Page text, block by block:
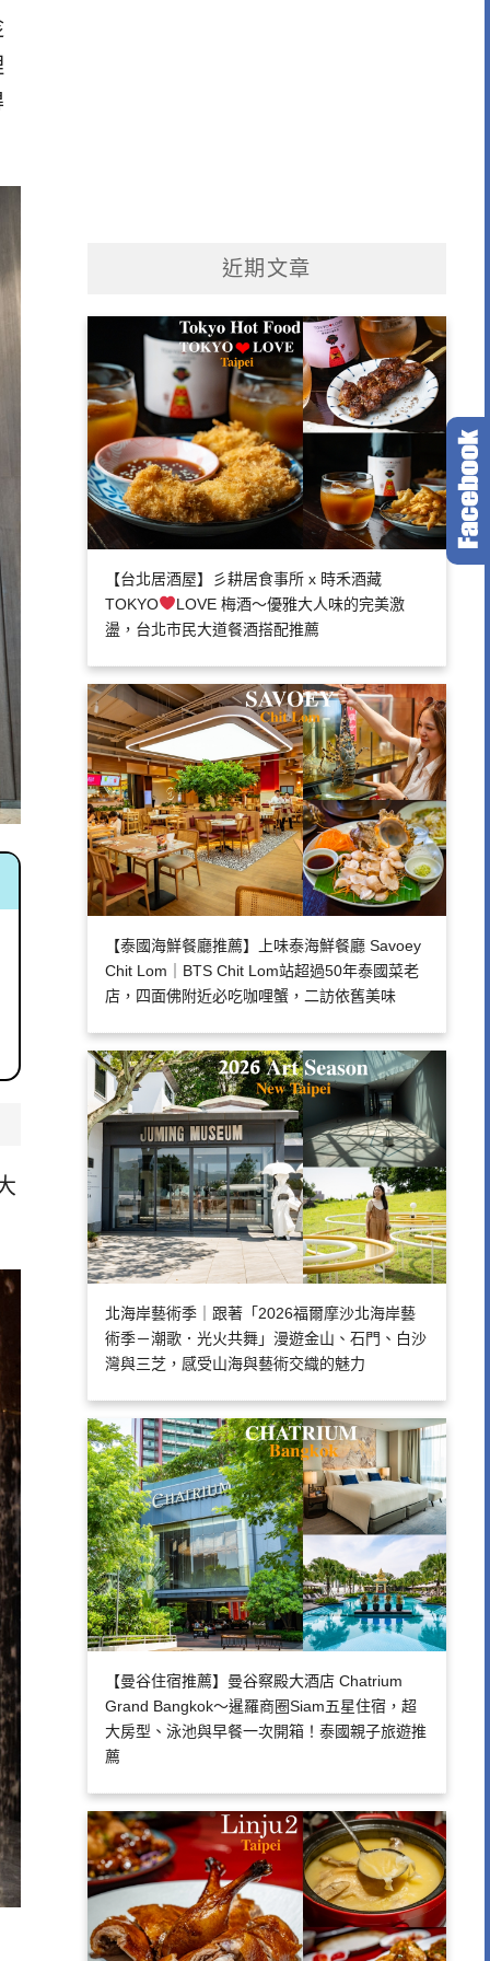
近期文章
【台北居酒屋】彡耕居食事所 x 時禾酒藏
TOKYO
LOVE 梅酒～優雅大人味的完美激
盪，台北市民大道餐酒搭配推薦
【泰國海鮮餐廳推薦】上味泰海鮮餐廳 Savoey
Chit Lom｜BTS Chit Lom站超過50年泰國菜老
店，四面佛附近必吃咖哩蟹，二訪依舊美味
北海岸藝術季｜跟著「2026福爾摩沙北海岸藝
術季－潮歌．光火共舞」漫遊金山、石門、白沙
灣與三芝，感受山海與藝術交織的魅力
【曼谷住宿推薦】曼谷察殿大酒店 Chatrium
Grand Bangkok～暹羅商圈Siam五星住宿，超
大房型、泳池與早餐一次開箱！泰國親子旅遊推
薦